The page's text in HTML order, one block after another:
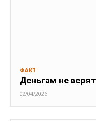
ФАКТ
Деньгам не верят
02/04/2026